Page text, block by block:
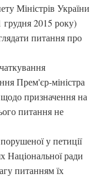
Міністрів України
2015 року)
питання про
Прем'єр-міністра
призначення на
питання не
у петиції
Національної ради
питанням їх